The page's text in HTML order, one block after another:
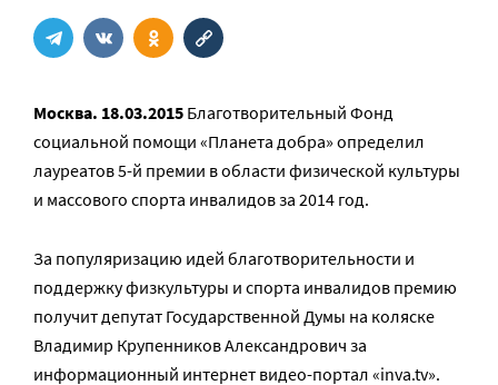
Москва. 18.03.2015 Благотворительный Фонд
социальной помощи «Планета добра» определил
лауреатов 5-й премии в области физической культуры
и массового спорта инвалидов за 2014 год.
За популяризацию идей благотворительности и
поддержку физкультуры и спорта инвалидов премию
получит депутат Государственной Думы на коляске
Владимир Крупенников Александрович за
информационный интернет видео-портал «inva.tv».